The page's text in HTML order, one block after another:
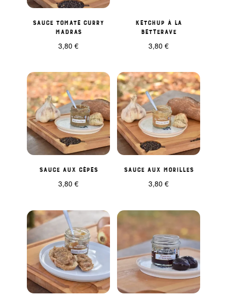
Sauce tomate Curry
madras
3,80 €
Ketchup à la
Betterave
3,80€
Sauce aux cèpes
3,80 €
Sauce aux morilles
3,80€